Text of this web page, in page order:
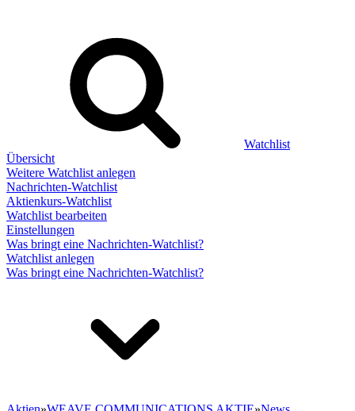
Watchlist
Übersicht
Weitere Watchlist anlegen
Nachrichten-Watchlist
Aktienkurs-Watchlist
Watchlist bearbeiten
Einstellungen
Was bringt eine Nachrichten-Watchlist?
Watchlist anlegen
Was bringt eine Nachrichten-Watchlist?